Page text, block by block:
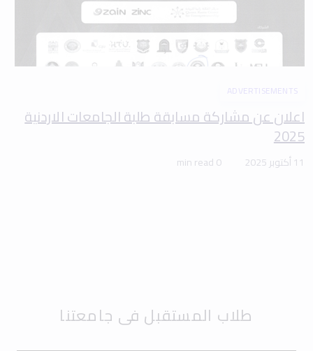
ADVERTISEMENTS
اعلان عن مشاركة مسابقة طلبة الجامعات الاردنية
2025
11 أكتوبر 2025 0 min read
طلاب المستقبل في جامعتنا